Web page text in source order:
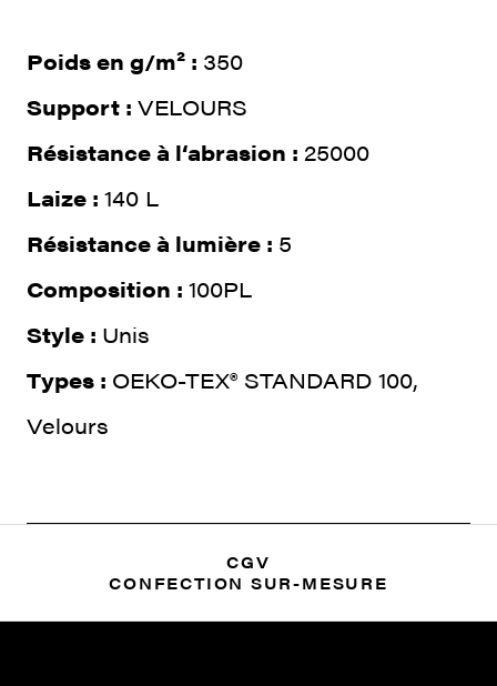
Poids en g/m² : 350
Support : VELOURS
Résistance à l‘abrasion : 25000
Laize : 140 L
Résistance à lumière : 5
Composition : 100PL
Style : Unis
Types : OEKO-TEX® STANDARD 100,
Velours
CGV
CONFECTION SUR-MESURE